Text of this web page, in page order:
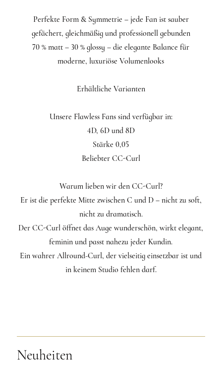
Perfekte Form & Symmetrie – jede Fan ist sauber
gefächert, gleichmäßig und professionell gebunden
70 % matt – 30 % glossy – die elegante Balance für
moderne, luxuriöse Volumenlooks
Erhältliche Varianten
Unsere Flawless Fans sind verfügbar in:
4D, 6D und 8D
Stärke 0,05
Beliebter CC-Curl
Warum lieben wir den CC-Curl?
Er ist die perfekte Mitte zwischen C und D – nicht zu soft,
nicht zu dramatisch.
Der CC-Curl öffnet das Auge wunderschön, wirkt elegant,
feminin und passt nahezu jeder Kundin.
Ein wahrer Allround-Curl, der vielseitig einsetzbar ist und
in keinem Studio fehlen darf.
Neuheiten